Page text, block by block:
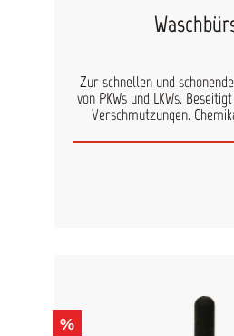
Zur schnellen und
von PKWs und LKWs.
Verschmutzungen.
%